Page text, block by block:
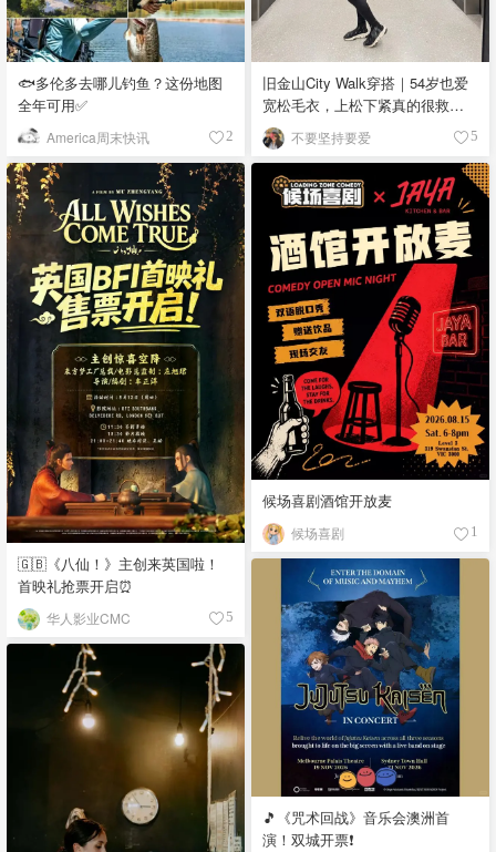
🐟多伦多去哪儿钓鱼？这份地图
全年可用✅
America周末快讯 2
旧金山City Walk穿搭｜54岁也爱
宽松毛衣，上松下紧真的很救比
例
不要坚持要爱 5
🇬🇧《八仙！》主创来英国啦！
首映礼抢票开启⏰
华人影业CMC 5
候场喜剧酒馆开放麦
候场喜剧 1
🎵《咒术回战》音乐会澳洲首
演！双城开票❗️